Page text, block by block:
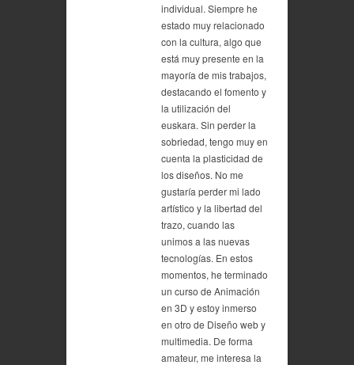
individual. Siempre he
estado muy relacionado
con la cultura, algo que
está muy presente en la
mayoría de mis trabajos,
destacando el fomento y
la utilización del
euskara. Sin perder la
sobriedad, tengo muy en
cuenta la plasticidad de
los diseños. No me
gustaría perder mi lado
artístico y la libertad del
trazo, cuando las
unimos a las nuevas
tecnologías. En estos
momentos, he terminado
un curso de Animación
en 3D y estoy inmerso
en otro de Diseño web y
multimedia. De forma
amateur, me interesa la